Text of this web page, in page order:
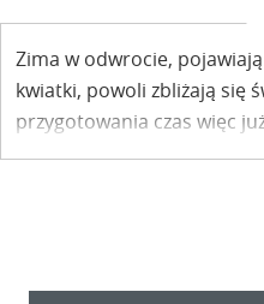
Zima w odwrocie,
kwiatki, powoli zbliżają się
przygotowania czas więc
na Palmową Niedzielę. I to